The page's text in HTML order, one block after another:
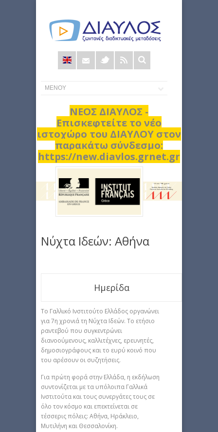
Φόρμα
αναζήτησης
ΝΕΟΣ ΔΙΑΥΛΟΣ -
Επισκεφτείτε το νέο
ιστοχώρο του ΔΙΑΥΛΟΥ στον
παρακάτω σύνδεσμο:
https://new.diavlos.grnet.gr
Νύχτα Ιδεών: Αθήνα
Ημερίδα
Το Γαλλικό Ινστιτούτο Ελλάδος οργανώνει
για 7η χρονιά τη Νύχτα Ιδεών. Το ετήσιο
ραντεβού που συγκεντρώνει
διανοούμενους, καλλιτέχνες, ερευνητές,
δημοσιογράφους και το ευρύ κοινό που
του αρέσουν οι συζητήσεις.
Για πρώτη φορά στην Ελλάδα, η εκδήλωση
συντονίζεται με τα υπόλοιπα Γαλλικά
Ινστιτούτα και τους συνεργάτες τους σε
όλο τον κόσμο και επεκτείνεται σε
τέσσερις πόλεις: Αθήνα, Ηράκλειο,
Μυτιλήνη και Θεσσαλονίκη.